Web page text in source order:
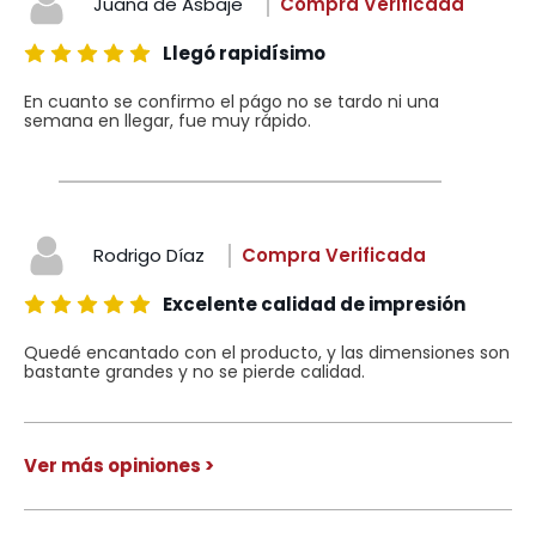
Llegó rapidísimo
En cuanto se confirmo el págo no se tardo ni una
semana en llegar, fue muy rápido.
Rodrigo Díaz
Compra Verificada
Excelente calidad de impresión
Quedé encantado con el producto, y las dimensiones son
bastante grandes y no se pierde calidad.
Ver más opiniones >